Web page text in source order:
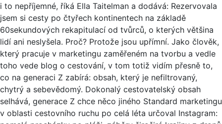
i to nepříjemné, říká Ella Taitelman a dodává: Rezervovala
jsem si cesty po čtyřech kontinentech na základě
60sekundových rekapitulací od tvůrců, o kterých většina
lidí ani neslyšela. Proč? Protože jsou upřímní. Jako člověk,
který pracuje v marketingu zaměřeném na tvorbu a vedle
toho vede blog o cestování, v tom totiž vidím přesně to,
co na generaci Z zabírá: obsah, který je nefiltrovaný,
chytrý a sebevědomý. Dokonalý cestovatelský obsah
selhává, generace Z chce něco jiného Standard marketingu
v oblasti cestovního ruchu po celá léta určoval Instagram: